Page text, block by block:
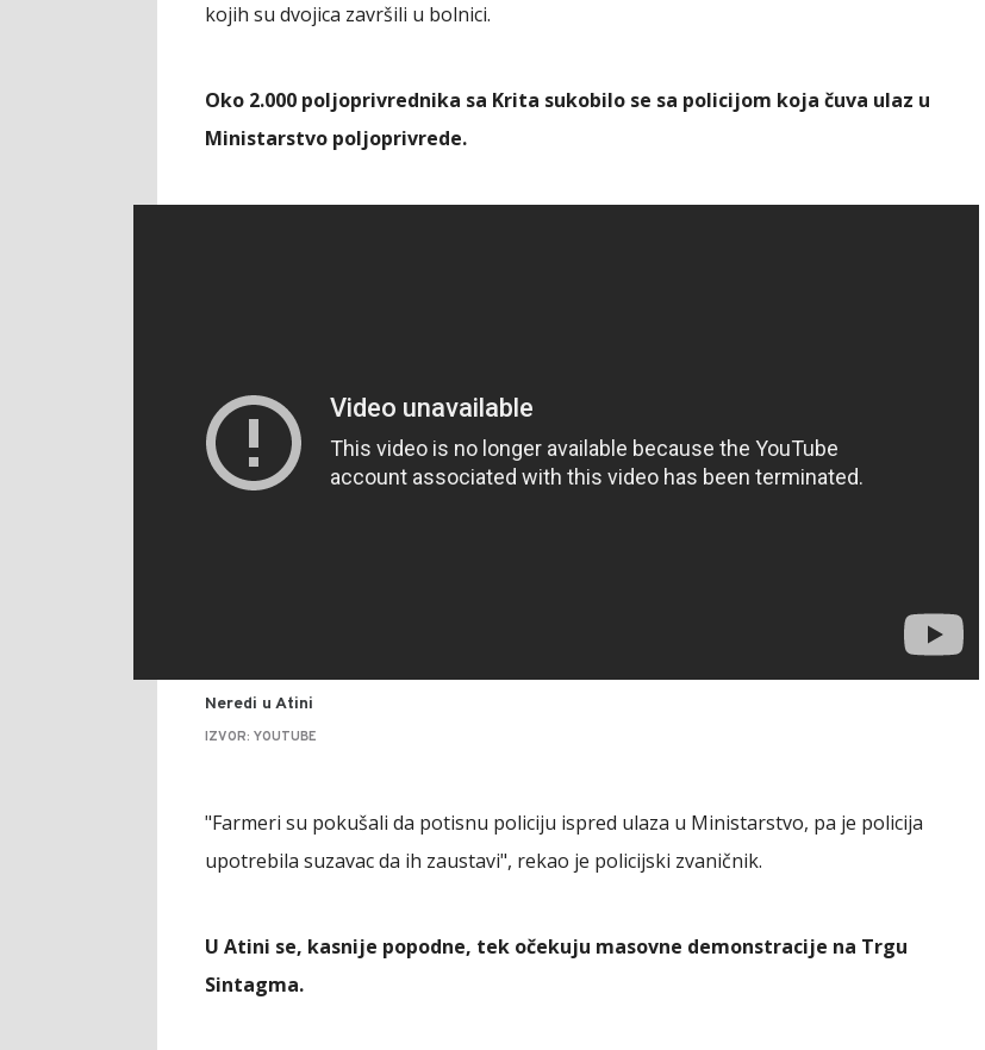
kojih su dvojica završili u bolnici.
Oko 2.000 poljoprivrednika sa Krita sukobilo se sa policijom koja čuva ulaz u
Ministarstvo poljoprivrede.
Neredi u Atini
IZVOR: YOUTUBE
"Farmeri su pokušali da potisnu policiju ispred ulaza u Ministarstvo, pa je policija
upotrebila suzavac da ih zaustavi", rekao je policijski zvaničnik.
U Atini se, kasnije popodne, tek očekuju masovne demonstracije na Trgu
Sintagma.